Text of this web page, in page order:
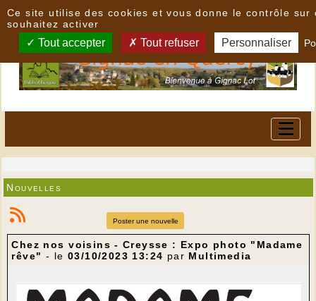
Nouvelles
Poster une nouvelle
Chez nos voisins - Creysse : Expo photo "Madame
rêve" - le 03/10/2023 13:24 par Multimedia
Ce site utilise des cookies et vous donne le contrôle sur
souhaitez activer
Tout accepter Tout refuser Personnaliser